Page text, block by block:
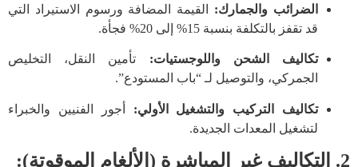
الضرائب والجمارك: القيمة المضافة ورسوم الاستيراد التي
قد تقفز بالتكلفة بنسبة 15% إلى 20% فجأة.
تكاليف الشحن واللوجستيات: تأمين النقل، التخليص
الجمركي، والتوصيل لـ “باب المستودع”.
تكاليف التركيب والتشغيل الأولي: أجور الفنيين والخبراء
لتشغيل المعدات الجديدة.
2. التكاليف غير المباشرة (الألغام الموقوتة):